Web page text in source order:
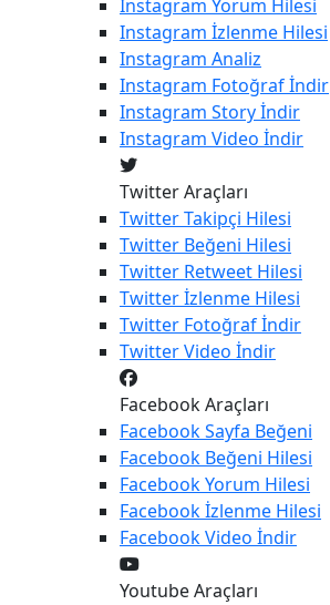
Instagram Yorum Hilesi
Instagram İzlenme Hilesi
Instagram Analiz
Instagram Fotoğraf İndir
Instagram Story İndir
Instagram Video İndir
Twitter Araçları
TwitterTakipçi Hilesi
Twitter Beğeni Hilesi
Twitter Retweet Hilesi
Twitterİzlenme Hilesi
Twitter Fotoğraf İndir
TwitterVideo İndir
Facebook Araçları
FacebookSayfa Beğeni
Facebook Beğeni Hilesi
FacebookYorum Hilesi
Facebookİzlenme Hilesi
FacebookVideo İndir
Youtube Araçları